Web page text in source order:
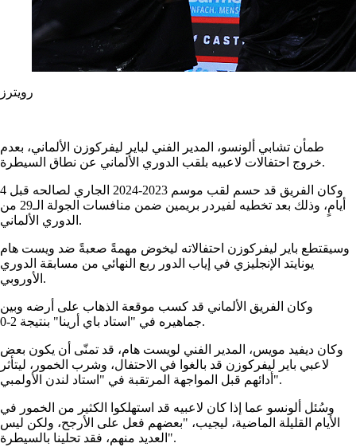
رويترز
طمأن تشابي ألونسو، المدير الفني لباير ليفركوزن الألماني، بعدم
خروج احتفالات لاعبيه بلقب الدوري الألماني عن نطاق السيطرة.
وكان الفريق قد حسم لقب موسم 2023-2024 الجاري لصالحه قبل 4
أيامٍ، وذلك بعد تخطيه لفيردر بريمين ضمن منافسات الجولة الـ29 من
الدوري الألماني.
وسيقتطع باير ليفركوزن احتفالاته ليخوض مهمةً صعبةً ضد ويست هام
يونايتد الإنجليزي في إياب الدور ربع النهائي من مسابقة الدوري
الأوروبي.
وكان الفريق الألماني قد كسب موقعة الذهاب على أرضه وبين
جماهيره في "استاد باي أرينا" بنتيجة 2-0.
وكان ديفيد مويس، المدير الفني لويست هام، قد تمنّى أن يكون بعض
لاعبي باير ليفركوزن قد بالغوا في الاحتفال، وشرب الخمور، ليتأثر
أدائهم قبل المواجهة المرتقبة في "استاد لندن الأولمبي".
وسُئل ألونسو عما إذا كان لاعبيه قد استهلكوا الكثير من الخمور في
الأيام القليلة الماضية، ليجيب، "بعضهم فعل على الأرجح، ولكن ليس
العديد منهم، فقد تحلينا بالسيطرة".